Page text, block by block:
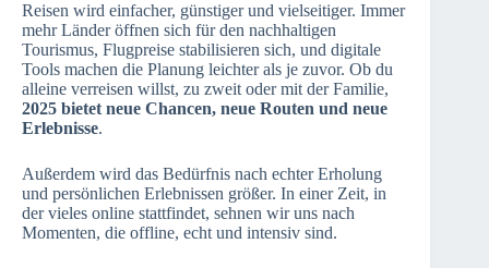
Reisen wird einfacher, günstiger und vielseitiger. Immer
mehr Länder öffnen sich für den nachhaltigen
Tourismus, Flugpreise stabilisieren sich, und digitale
Tools machen die Planung leichter als je zuvor. Ob du
alleine verreisen willst, zu zweit oder mit der Familie,
2025 bietet neue Chancen, neue Routen und neue
Erlebnisse.
Außerdem wird das Bedürfnis nach echter Erholung
und persönlichen Erlebnissen größer. In einer Zeit, in
der vieles online stattfindet, sehnen wir uns nach
Momenten, die offline, echt und intensiv sind.